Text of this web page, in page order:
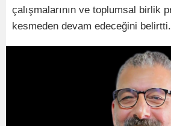
çalışmalarının ve toplumsal birlik
kesmeden devam edeceğini belirtti.